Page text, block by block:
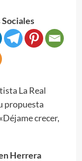
La Real
propuesta
crecer,
Herrera